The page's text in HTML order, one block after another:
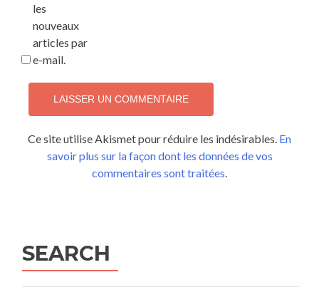
les
nouveaux
articles par
e-mail.
Ce site utilise Akismet pour réduire les indésirables. En
savoir plus sur la façon dont les données de vos
commentaires sont traitées
SEARCH